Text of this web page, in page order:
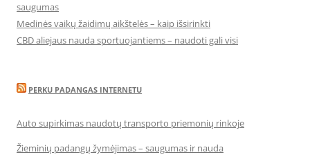
saugumas
Medinės vaikų žaidimų aikštelės – kaip išsirinkti
CBD aliejaus nauda sportuojantiems – naudoti gali visi
PERKU PADANGAS INTERNETU
Auto supirkimas naudotų transporto priemonių rinkoje
Žieminių padangų žymėjimas – saugumas ir nauda